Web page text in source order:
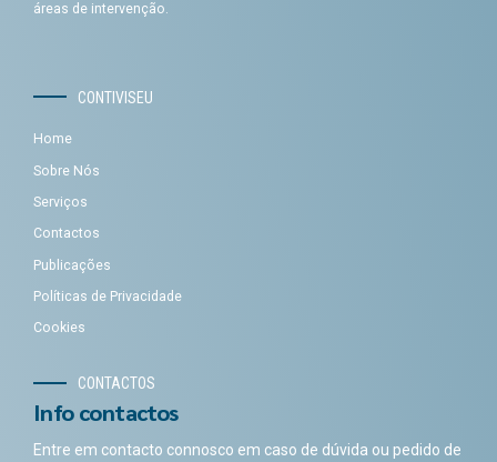
áreas de intervenção.
CONTIVISEU
Home
Sobre Nós
Serviços
Contactos
Publicações
Políticas de Privacidade
Cookies
CONTACTOS
Info contactos
Entre em contacto connosco em caso de dúvida ou pedido de